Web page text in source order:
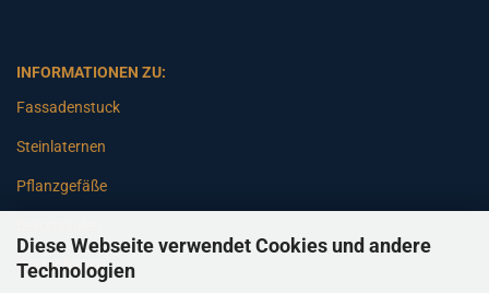
Diese Webseite verwendet Cookies und andere
Technologien
INFORMATIONEN ZU:
Fassadenstuck
Steinlaternen
Pflanzgefäße
Gartenbänke